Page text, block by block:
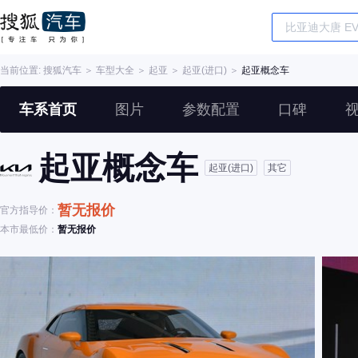
当前位置: 搜狐汽车 ＞ 车型大全 ＞ 起亚 ＞ 起亚(进口) ＞ 起亚概念车
车系首页 图片 参数配置 口碑
起亚概念车 起亚(进口) 其它
官方指导价： 暂无报价
本市最低价： 暂无报价